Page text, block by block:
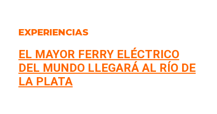
EXPERIENCIAS
EL MAYOR FERRY ELÉCTRICO
DEL MUNDO LLEGARÁ AL RÍO DE
LA PLATA